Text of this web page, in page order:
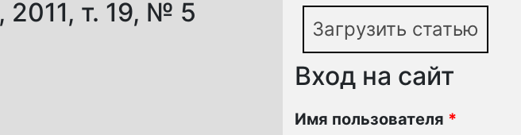
т. 19, № 5
Загрузить статью
Вход на сайт
Имя пользователя *